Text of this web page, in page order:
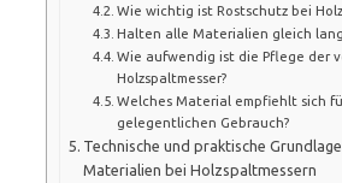
Wie wichtig ist Rostschutz bei
Halten alle Materialien gleich
Wie aufwendig ist die Pflege der
Holzspaltmesser?
Welches Material empfiehlt sich
gelegentlichen Gebrauch?
Technische und praktische
Materialien bei Holzspaltmessern